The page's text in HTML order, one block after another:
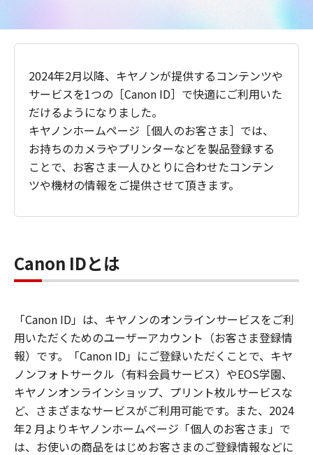
2024年2月以降、キヤノンが提供するコンテンツや
サービスを1つの［Canon ID］で快適にご利用いた
だけるようになりました。
キヤノンホームページ［個人のお客さま］では、
お持ちのカメラやプリンターなどを製品登録する
ことで、お客さま一人ひとりに合わせたコンテン
ツや機材の情報をご提供させて頂きます。
Canon IDとは
「Canon ID」は、キヤノンのオンラインサービスをご利
用いただくためのユーザーアカウント（お客さま登録情
報）です。「Canon ID」にご登録いただくことで、キヤ
ノンフォトサークル（有料会員サービス）やEOS学園、
キヤノンオンラインショップ、プリント枚ルサービスな
ど、さまざまなサービスがご利用可能です。また、2024
年2 月よりキヤノンホームページ「個人のお客さま」で
は、お使いの商品をはじめお客さまのご登録情報などに